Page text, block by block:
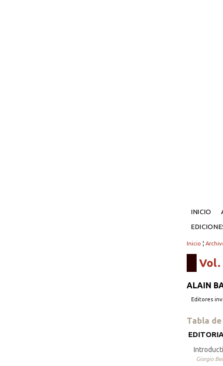
INICIO
Inicio ¦
Vol.
ALAIN
Editores
Tabla
Giorgio